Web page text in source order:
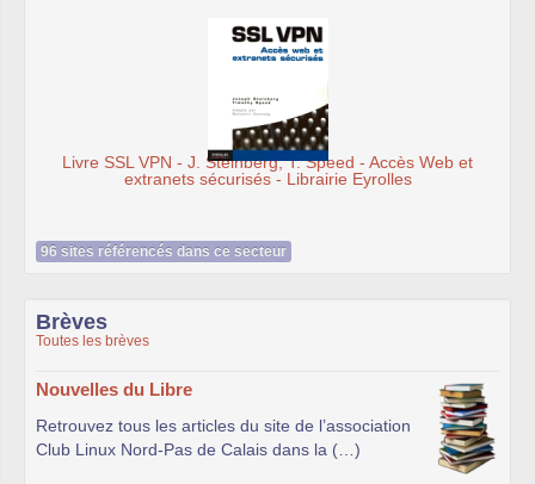
Livre SSL VPN - J. Steinberg, T. Speed - Accès Web et
extranets sécurisés - Librairie Eyrolles
96 sites référencés dans ce secteur
Brèves
Toutes les brèves
Nouvelles du Libre
Retrouvez tous les articles du site de l’association
Club Linux Nord-Pas de Calais dans la (…)